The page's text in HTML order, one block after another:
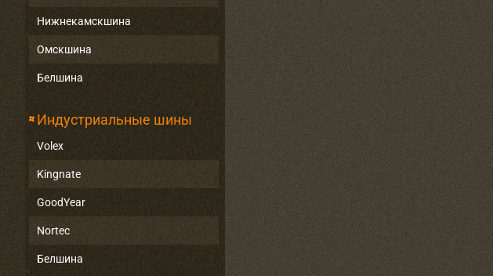
Нижнекамскшина
Омскшина
Белшина
Индустриальные шины
Volex
Kingnate
GoodYear
Nortec
Белшина